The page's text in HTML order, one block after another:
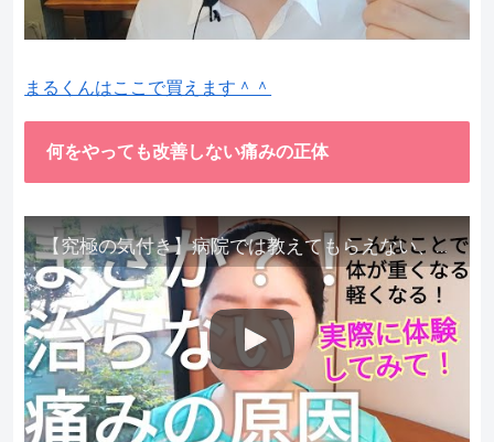
まるくんはここで買えます＾＾
何をやっても改善しない痛みの正体
【究極の気付き】病院では教えてもらえない、その長年悩んできた痛み、症状、どうして治らないのか？痛みの正体、実際に今すぐ試して知ってほしい。